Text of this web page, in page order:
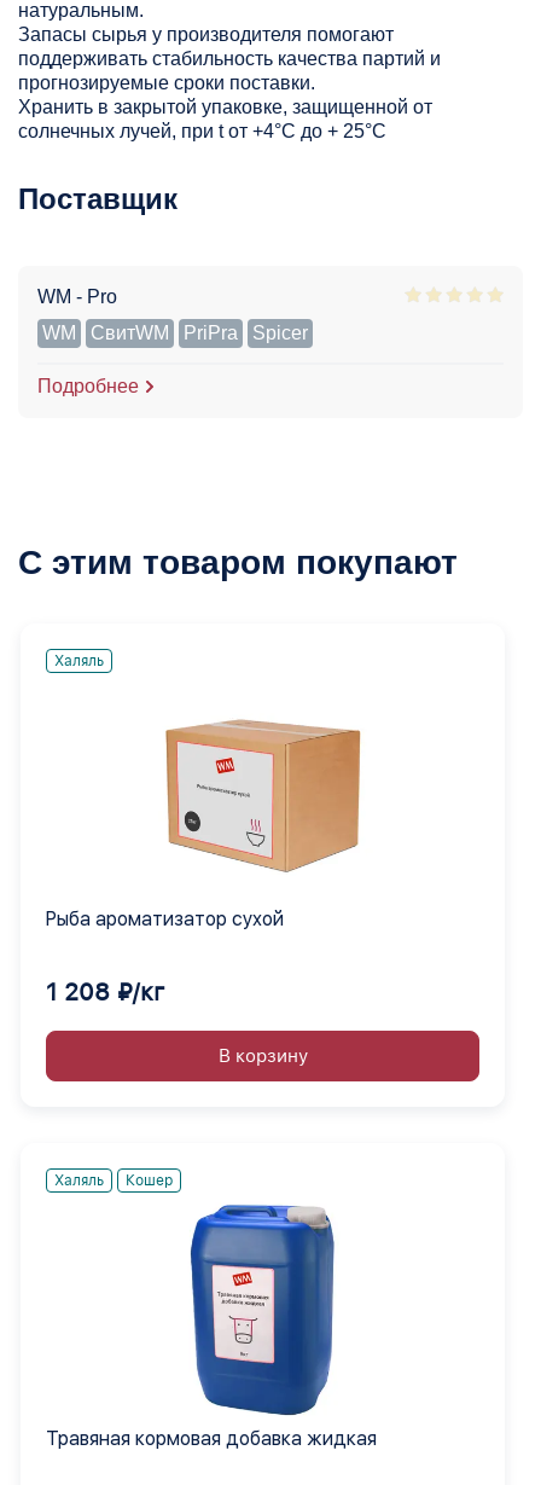
натуральным.
Запасы сырья у производителя помогают
поддерживать стабильность качества партий и
прогнозируемые сроки поставки.
Хранить в закрытой упаковке, защищенной от
солнечных лучей, при t от +4°C до + 25°С
Поставщик
WM - Pro
WM
СвитWM PriPra Spicer
Подробнее
С этим товаром покупают
Халяль
Рыба ароматизатор сухой
1 208 ₽/кг
В корзину
Халяль Кошер
Травяная кормовая добавка жидкая